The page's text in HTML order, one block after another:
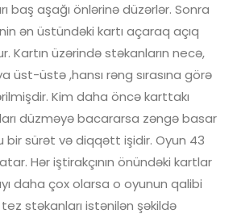
baş aşağı önlərinə düzərlər. Sonra
ən üstündəki kartı açaraq açıq
Kartın üzərində stəkanların necə,
üst-üstə ,hansı rəng sırasına görə
Kim daha öncə karttakı
düzməyə bacararsa zəngə basar
bir sürət və diqqətt işidir. Oyun 43
Hər iştirakçının önündəki kartlar
daha çox olarsa o oyunun qalibi
stəkanları istənilən şəkildə